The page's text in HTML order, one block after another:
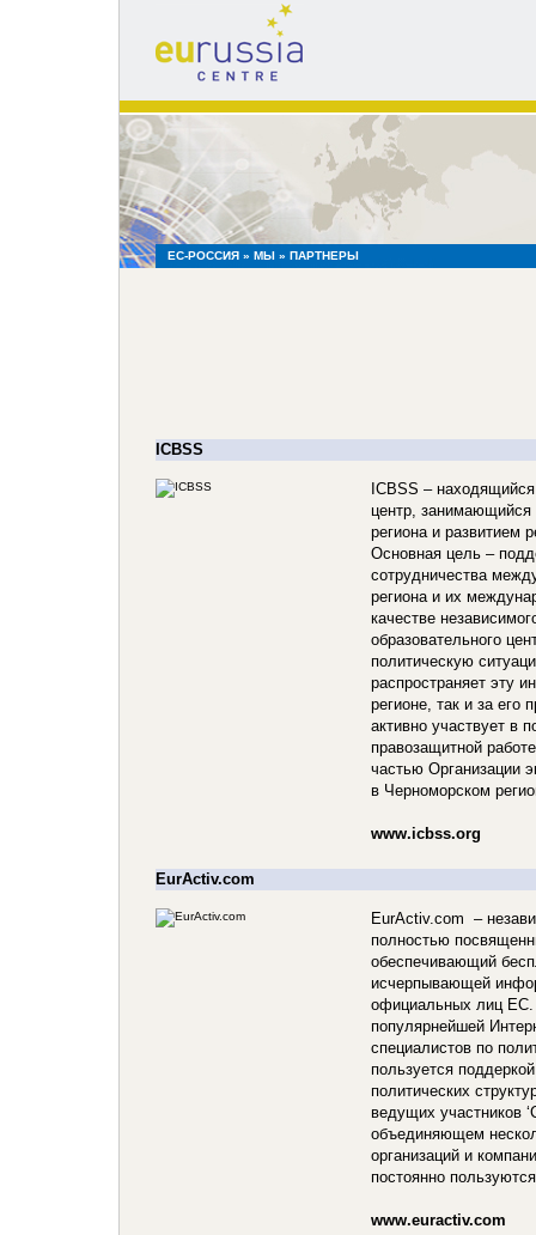
eurussia
centre
ЕС-РОССИЯ » МЫ » ПАРТНЕРЫ
ICBSS
ICBSS –
центр, занимающийся
региона и развитием
Основная цель –
сотрудничества
региона и их
качестве
образовательного
политическую
распространяет эту
регионе, так и за его
активно участвует в
правозащитной
частью Организации
в Черноморском
www.icbss.org
EurActiv.com
EurActiv.com –
полностью
обеспечивающий
исчерпывающей
официальных лиц ЕС.
популярнейшей
специалистов по
пользуется
политических
ведущих участников
объединяющем
организаций и
постоянно
www.euractiv.com